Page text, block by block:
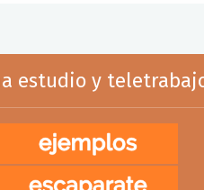
estudio y